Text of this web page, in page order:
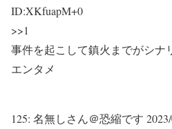
ID:XKfuapM+0
>>1
事件を起こして鎮火までがシナ
エンタメ
125: 名無しさん＠恐縮です